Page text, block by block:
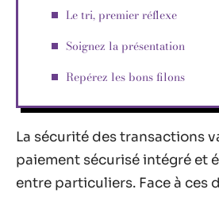
Le tri, premier réflexe
Soignez la présentation
Repérez les bons filons
La sécurité des transactions
paiement sécurisé intégré et
entre particuliers. Face à ces